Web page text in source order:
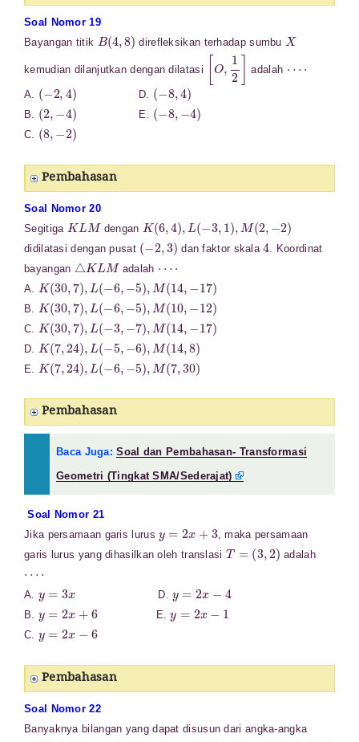
Soal Nomor 19
Bayangan titik
B(4 8)
direfleksikan terhadap sumbu
X
kemudian dilanjutkan dengan dilatasi
O, 2
adalah
A.
( 2, )
D.
( 8, )
B.
(2 )
E.
( 8, )
C.
(8 2)
Pembahasan
Soal Nomor 20
Segitiga
KLM
dengan
K(6, 4), (− 1 ,M 2 ,−2
didilatasi dengan pusat
( 2, 3)
dan faktor skala
4
. Koordinat
bayangan
△ KLM
adalah
A.
K(30 7), L( − − ,M 14,− 17
B.
K(30 7), L( − − ,M 10,−12
C.
K(30 7), L( − ,− ,M 14,− 17
D.
K(7, 24), L( − ,− ,M 14,8 )
E.
K(7, 24), L( − − ,M 7 ,30
Pembahasan
Baca Juga:Soal dan Pembahasan- Transformasi
Geometri (Tingkat SMA/Sederajat)
Soal Nomor 21
Jika persamaan garis lurus
x+
, maka persamaan
garis lurus yang dihasilkan oleh translasi
T= 3,2
adalah
A.
x
D.
x−
B.
x+
E.
x−
C.
x−
Pembahasan
Soal Nomor 22
Banyaknya bilangan yang dapat disusun dari angka-angka